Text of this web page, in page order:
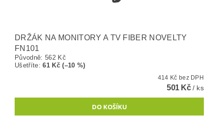
DRŽÁK NA MONITORY A TV FIBER NOVELTY
FN101
Původně: 562 Kč
Ušetříte:61 Kč (–10 %)
414 Kč bez DPH
501 Kč/ ks